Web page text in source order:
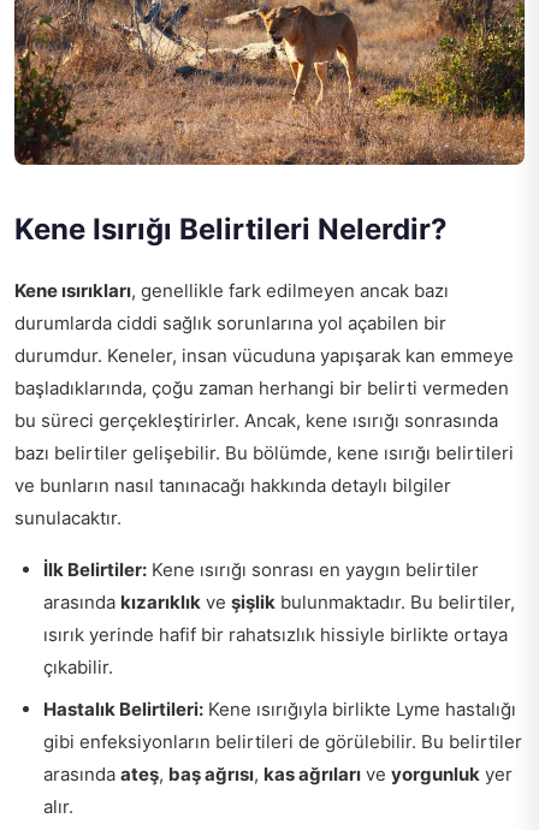
Kene Isırığı Belirtileri Nelerdir?
Kene ısırıkları, genellikle fark edilmeyen ancak bazı
durumlarda ciddi sağlık sorunlarına yol açabilen bir
durumdur. Keneler, insan vücuduna yapışarak kan emmeye
başladıklarında, çoğu zaman herhangi bir belirti vermeden
bu süreci gerçekleştirirler. Ancak, kene ısırığı sonrasında
bazı belirtiler gelişebilir. Bu bölümde, kene ısırığı belirtileri
ve bunların nasıl tanınacağı hakkında detaylı bilgiler
sunulacaktır.
İlk Belirtiler: Kene ısırığı sonrası en yaygın belirtiler
arasında kızarıklık ve şişlik bulunmaktadır. Bu belirtiler,
ısırık yerinde hafif bir rahatsızlık hissiyle birlikte ortaya
çıkabilir.
Hastalık Belirtileri: Kene ısırığıyla birlikte Lyme hastalığı
gibi enfeksiyonların belirtileri de görülebilir. Bu belirtiler
arasında ateş, baş ağrısı, kas ağrıları ve yorgunluk yer
alır.